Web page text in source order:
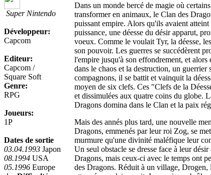
Super Nintendo
Développeur:
Capcom
Editeur:
Capcom /
Square Soft
Genre:
RPG
Joueurs:
1P
Dates de sortie
03.04.1993 Japon
08.1994 USA
05.1996 Europe
Dans un monde bercé de magie où
transformer en animaux, le Clan des
puissant empire. Alors qu'ils avaient
puissance, une déesse du désir apparut,
voeux. Comme le voulait Tyr, la déesse,
son pouvoir. Les guerres se succédèrent
l'empire jusqu'à son effondrement, et alors
dans le chaos et la destruction, un guerrier
compagnons, il se battit et vainquit la
moyen de six clefs. Ces "Clefs de la
et dissimulées aux quatre coins du globe.
Dragons domina dans le Clan et la paix
Mais des annés plus tard, une nouvelle
Dragons, emmenés par leur roi Zog, se
murmure qu'une divinité maléfique leur
Un seul obstacle se dresse face à leur
Dragons, mais ceux-ci avec le temps ont
des Dragons. Réduit à un village,